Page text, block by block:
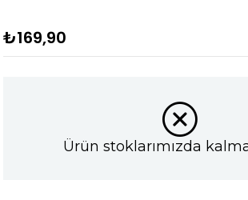
₺169,90
Ürün stoklarımızda